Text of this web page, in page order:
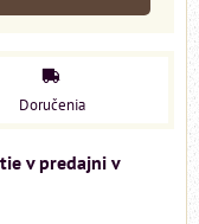
Doručenia
v predajni v